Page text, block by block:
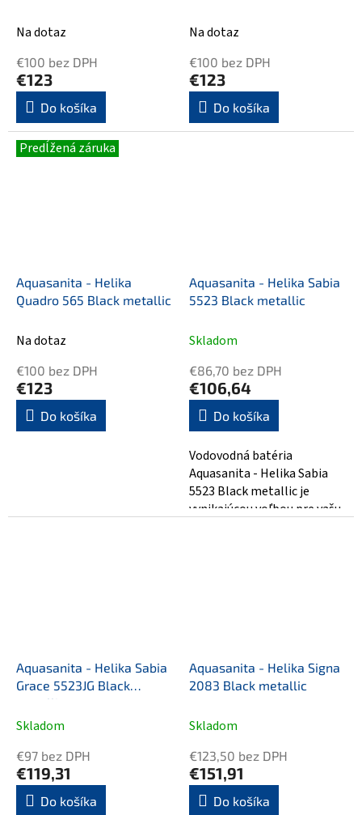
Na dotaz
€100 bez DPH
€123
Do košíka
Na dotaz
€100 bez DPH
€123
Do košíka
Predĺžená záruka
Aquasanita - Helika
Quadro 565 Black metallic
Na dotaz
€100 bez DPH
€123
Do košíka
Aquasanita - Helika Sabia
5523 Black metallic
Skladom
€86,70 bez DPH
€106,64
Do košíka
Vodovodná batéria
Aquasanita - Helika Sabia
5523 Black metallic je
vynikajúcou voľbou pre vašu
Aquasanita - Helika Sabia
Grace 5523JG Black
metallic
Skladom
€97 bez DPH
€119,31
Do košíka
Aquasanita - Helika Signa
2083 Black metallic
Skladom
€123,50 bez DPH
€151,91
Do košíka